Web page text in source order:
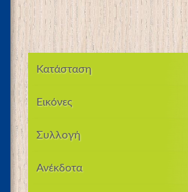
Κατάσταση
Εικόνες
Συλλογή
Ανέκδοτα